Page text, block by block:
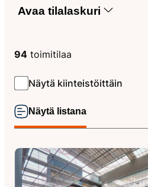
Avaa tilalaskuri
94 toimitilaa
Näytä kiinteistöittäin
Näytä listana